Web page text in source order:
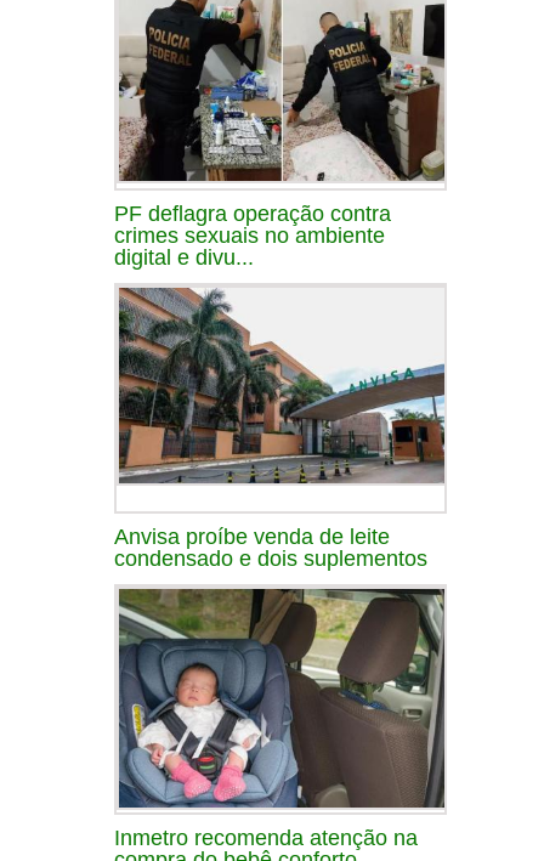
PF deflagra operação contra
crimes sexuais no ambiente
digital e divu...
Anvisa proíbe venda de leite
condensado e dois suplementos
Inmetro recomenda atenção na